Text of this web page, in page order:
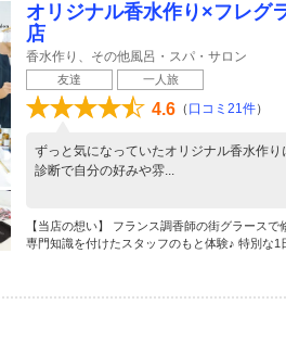
オリジナル香水作り×フレグ
店
香水作り、その他風呂・スパ・サロン
友達 一人旅
4.6 （ 口コミ21件）
ずっと気になっていたオリジナル香水作
診断で自分の好みや雰...
【当店の想い】 フランス調香師の街グラース
専門知識を付けたスタッフのもと体験♪ 特別な1